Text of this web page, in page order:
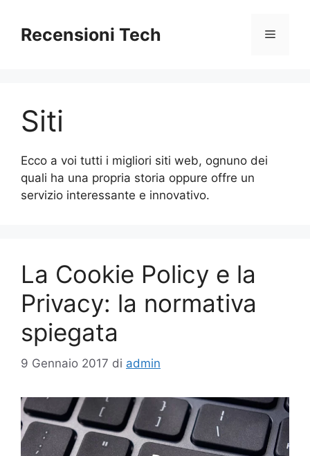
contenuto
Recensioni Tech Menu
Siti
Ecco a voi tutti i migliori siti web, ognuno dei
quali ha una propria storia oppure offre un
servizio interessante e innovativo.
La Cookie Policy e la
Privacy: la normativa
spiegata
9 Gennaio 2017 di admin